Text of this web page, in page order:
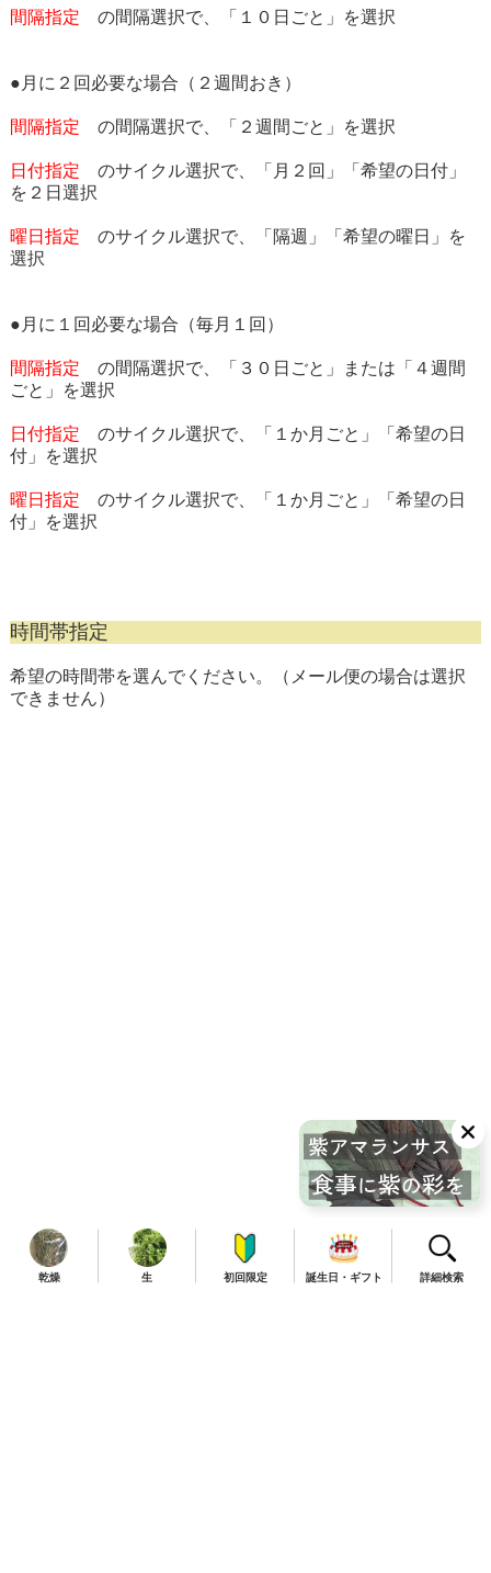
間隔指定 の間隔選択で、「１０日ごと」を選択
●月に２回必要な場合（２週間おき）
間隔指定 の間隔選択で、「２週間ごと」を選択
日付指定 のサイクル選択で、「月２回」「希望の日付」
を２日選択
曜日指定 のサイクル選択で、「隔週」「希望の曜日」を
選択
●月に１回必要な場合（毎月１回）
間隔指定 の間隔選択で、「３０日ごと」または「４週間
ごと」を選択
日付指定 のサイクル選択で、「１か月ごと」「希望の日
付」を選択
曜日指定 のサイクル選択で、「１か月ごと」「希望の日
付」を選択
時間帯指定
希望の時間帯を選んでください。（メール便の場合は選択
できません）
乾燥 生 初回限定 誕生日・ギフト 詳細検索